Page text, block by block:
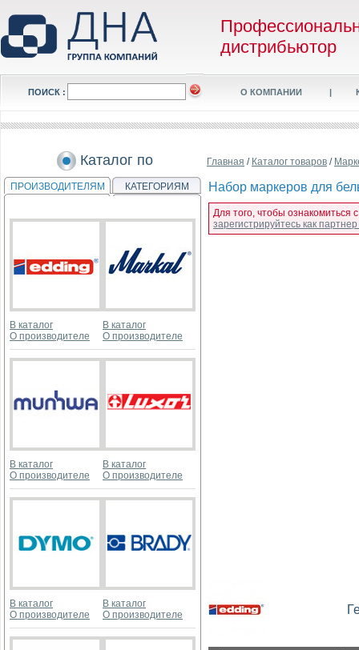
дистрибьютор
ПОИСК : О КОМПАНИИ |
Каталог по
ПРОИЗВОДИТЕЛЯМ КАТЕГОРИЯМ
В каталог
О производителе
В каталог
О производителе
В каталог
О производителе
В каталог
О производителе
В каталог
О производителе
В каталог
О производителе
Главная / Каталог товаров /
Набор маркеров для
Для того, чтобы ознакомиться
зарегистрируйтесь как